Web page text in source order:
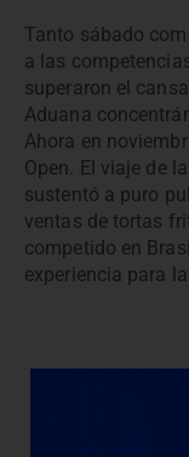
Tanto sábado
a las
superaron el
Aduana
Ahora en
Open. El viaje de
sustentó a puro
ventas de tortas
competido en
experiencia para